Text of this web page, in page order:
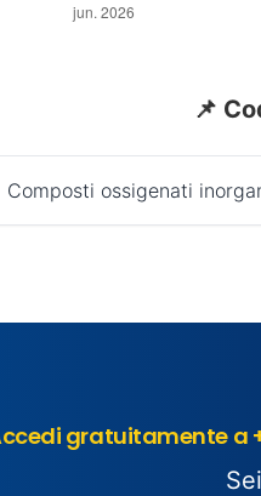
📌
Composti ossigenati
gratuitamente a